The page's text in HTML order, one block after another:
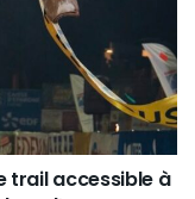
trail accessible à